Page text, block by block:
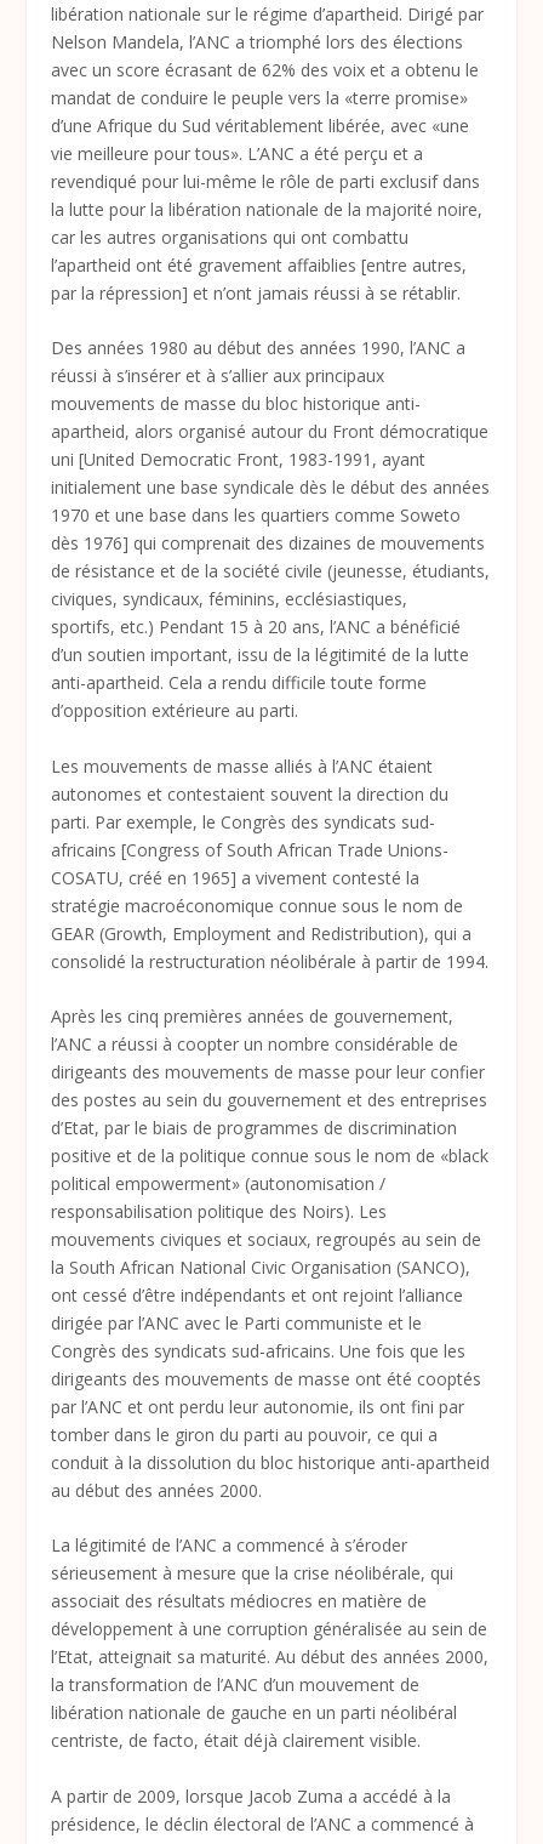
libération nationale sur le régime d’apartheid. Dirigé par
Nelson Mandela, l’ANC a triomphé lors des élections
avec un score écrasant de 62% des voix et a obtenu le
mandat de conduire le peuple vers la «terre promise»
d’une Afrique du Sud véritablement libérée, avec «une
vie meilleure pour tous». L’ANC a été perçu et a
revendiqué pour lui-même le rôle de parti exclusif dans
la lutte pour la libération nationale de la majorité noire,
car les autres organisations qui ont combattu
l’apartheid ont été gravement affaiblies [entre autres,
par la répression] et n’ont jamais réussi à se rétablir.
Des années 1980 au début des années 1990, l’ANC a
réussi à s’insérer et à s’allier aux principaux
mouvements de masse du bloc historique anti-
apartheid, alors organisé autour du Front démocratique
uni [United Democratic Front, 1983-1991, ayant
initialement une base syndicale dès le début des années
1970 et une base dans les quartiers comme Soweto
dès 1976] qui comprenait des dizaines de mouvements
de résistance et de la société civile (jeunesse, étudiants,
civiques, syndicaux, féminins, ecclésiastiques,
sportifs, etc.) Pendant 15 à 20 ans, l’ANC a bénéficié
d’un soutien important, issu de la légitimité de la lutte
anti-apartheid. Cela a rendu difficile toute forme
d’opposition extérieure au parti.
Les mouvements de masse alliés à l’ANC étaient
autonomes et contestaient souvent la direction du
parti. Par exemple, le Congrès des syndicats sud-
africains [Congress of South African Trade Unions-
COSATU, créé en 1965] a vivement contesté la
stratégie macroéconomique connue sous le nom de
GEAR (Growth, Employment and Redistribution), qui a
consolidé la restructuration néolibérale à partir de 1994.
Après les cinq premières années de gouvernement,
l’ANC a réussi à coopter un nombre considérable de
dirigeants des mouvements de masse pour leur confier
des postes au sein du gouvernement et des entreprises
d’Etat, par le biais de programmes de discrimination
positive et de la politique connue sous le nom de «black
political empowerment» (autonomisation /
responsabilisation politique des Noirs). Les
mouvements civiques et sociaux, regroupés au sein de
la South African National Civic Organisation (SANCO),
ont cessé d’être indépendants et ont rejoint l’alliance
dirigée par l’ANC avec le Parti communiste et le
Congrès des syndicats sud-africains. Une fois que les
dirigeants des mouvements de masse ont été cooptés
par l’ANC et ont perdu leur autonomie, ils ont fini par
tomber dans le giron du parti au pouvoir, ce qui a
conduit à la dissolution du bloc historique anti-apartheid
au début des années 2000.
La légitimité de l’ANC a commencé à s’éroder
sérieusement à mesure que la crise néolibérale, qui
associait des résultats médiocres en matière de
développement à une corruption généralisée au sein de
l’Etat, atteignait sa maturité. Au début des années 2000,
la transformation de l’ANC d’un mouvement de
libération nationale de gauche en un parti néolibéral
centriste, de facto, était déjà clairement visible.
A partir de 2009, lorsque Jacob Zuma a accédé à la
présidence, le déclin électoral de l’ANC a commencé à